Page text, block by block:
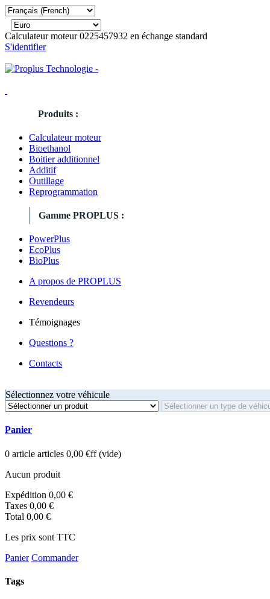
Calculateur moteur 0225457932 en échange standard
S'identifier
Produits :
Calculateur moteur
Bioethanol
Boitier additionnel
Additif
Outillage
Reprogrammation
Gamme PROPLUS :
PowerPlus
EcoPlus
BioPlus
A propos de PROPLUS
Revendeurs
Témoignages
Questions ?
Contacts
Sélectionnez votre véhicule
Panier
0 article articles 0,00 €ff (vide)
Aucun produit
Expédition 0,00 €
Taxes 0,00 €
Total 0,00 €
Les prix sont TTC
Panier Commander
Tags